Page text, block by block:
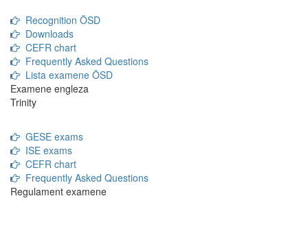
Recognition ÖSD
Downloads
CEFR chart
Frequently Asked Questions
Lista examene ÖSD
Examene engleza
Trinity
GESE exams
ISE exams
CEFR chart
Frequently Asked Questions
Regulament examene